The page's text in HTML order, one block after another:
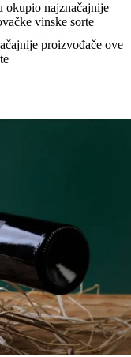
okupio najznačajnije
vinske sorte
proizvođače ove